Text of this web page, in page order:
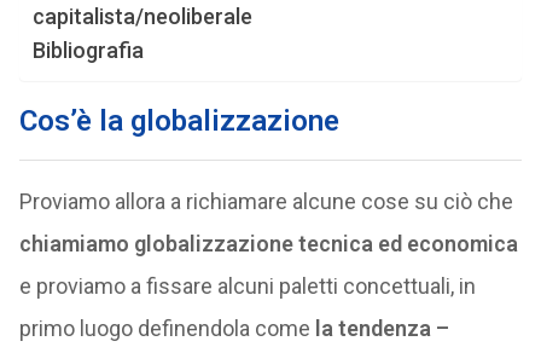
capitalista/neoliberale
Bibliografia
Cos’è la globalizzazione
Proviamo allora a richiamare alcune cose su ciò che
chiamiamo globalizzazione tecnica ed economica
e proviamo a fissare alcuni paletti concettuali, in
primo luogo definendola come la tendenza –